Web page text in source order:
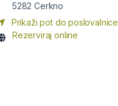
5282 Cerkno
Prikaži pot do poslovalnice
Rezerviraj online